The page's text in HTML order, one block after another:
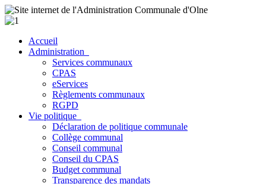
Accueil
Administration
Services communaux
CPAS
eServices
Règlements communaux
RGPD
Vie politique
Déclaration de politique communale
Collège communal
Conseil communal
Conseil du CPAS
Budget communal
Transparence des mandats